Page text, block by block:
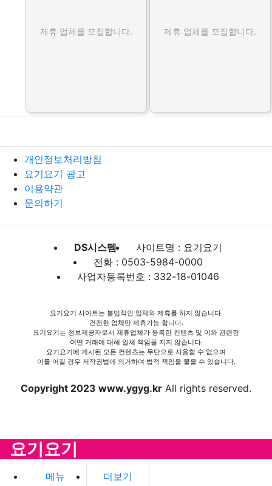
제휴 업체를 모집합니다. 제휴 업체를 모집합니다.
개인정보처리방침
요기요기 광고
이용약관
문의하기
DS시스템
사이트명 : 요기요기
전화 : 0503-5984-0000
사업자등록번호 : 332-18-01046
요기요기 사이트는 불법적인 업체와 제휴를 하지 않습니다.
건전한 업체만 제휴가능 합니다.
요기요기는 정보제공자로서 제휴업체가 등록한 컨텐츠 및 이와 관련한
어떤 거래에 대해 일체 책임을 지지 않습니다.
요기요기에 게시된 모든 컨텐츠는 무단으로 사용할 수 없으며
이를 어길 경우 저작권법에 의거하여 법적 책임을 물을 수 있습니다.
Copyright 2023 www.ygyg.kr All rights reserved.
요기요기
메뉴 더보기